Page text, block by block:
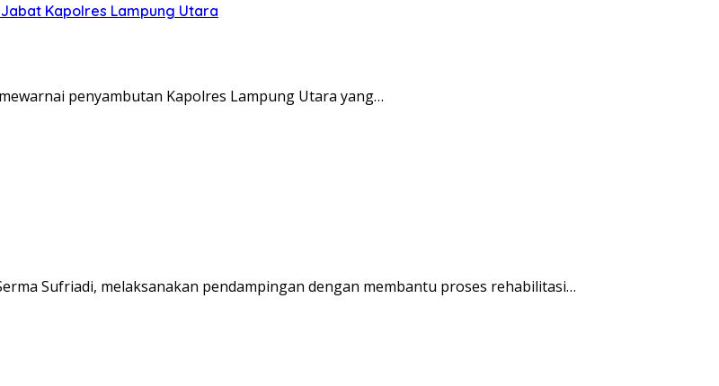
Jabat Kapolres Lampung Utara
penyambutan Kapolres Lampung Utara yang…
Sufriadi, melaksanakan pendampingan dengan membantu proses rehabilitasi…